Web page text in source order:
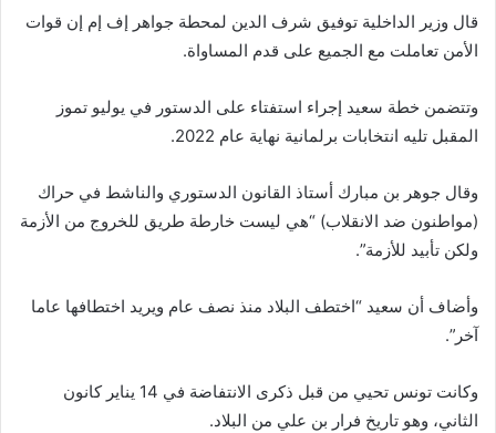
قال وزير الداخلية توفيق شرف الدين لمحطة جواهر إف إم إن قوات
الأمن تعاملت مع الجميع على قدم المساواة.
وتتضمن خطة سعيد إجراء استفتاء على الدستور في يوليو تموز
المقبل تليه انتخابات برلمانية نهاية عام 2022.
وقال جوهر بن مبارك أستاذ القانون الدستوري والناشط في حراك
(مواطنون ضد الانقلاب) “هي ليست خارطة طريق للخروج من الأزمة
ولكن تأبيد للأزمة”.
وأضاف أن سعيد “اختطف البلاد منذ نصف عام ويريد اختطافها عاما
آخر”.
وكانت تونس تحيي من قبل ذكرى الانتفاضة في 14 يناير كانون
الثاني، وهو تاريخ فرار بن علي من البلاد.